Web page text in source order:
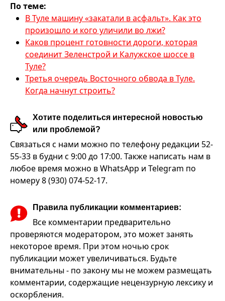
По теме:
В Туле машину «закатали в асфальт». Как это
произошло и кого уличили во лжи?
Каков процент готовности дороги, которая
соединит Зеленстрой и Калужское шоссе в
Туле?
Третья очередь Восточного обвода в Туле.
Когда начнут строить?
Хотите поделиться интересной новостью
или проблемой?
Связаться с нами можно по телефону редакции 52-
55-33 в будни с 9:00 до 17:00. Также написать нам в
любое время можно в WhatsApp и Telegram по
номеру 8 (930) 074-52-17.
Правила публикации комментариев:
Все комментарии предварительно
проверяются модератором, это может занять
некоторое время. При этом ночью срок
публикации может увеличиваться. Будьте
внимательны - по закону мы не можем размещать
комментарии, содержащие нецензурную лексику и
оскорбления.